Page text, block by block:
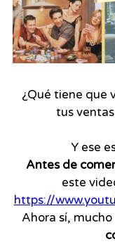
¿Qué tiene que
tus
Y ese
Antes de
este
https://
Ahora sí,